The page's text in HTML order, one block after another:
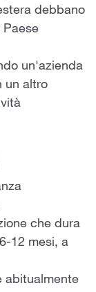
debbano
Paese
un'azienda
un altro
che dura
12 mesi, a
abitualmente